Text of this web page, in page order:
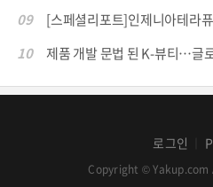
09
[스페셜리포트]인제니아테라
10
제품 개발 문법 된 K-뷰티…글
로그인
Copyright ©